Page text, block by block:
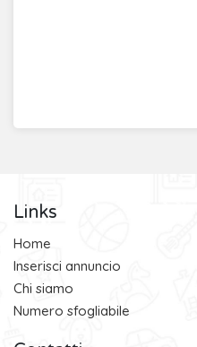
Links
Home
Inserisci annuncio
Chi siamo
Numero sfogliabile